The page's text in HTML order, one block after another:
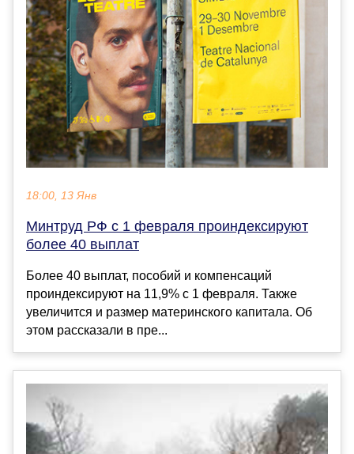
18:00, 13 Янв
Минтруд РФ с 1 февраля проиндексируют
более 40 выплат
Более 40 выплат, пособий и компенсаций
проиндексируют на 11,9% с 1 февраля. Также
увеличится и размер материнского капитала. Об
этом рассказали в пре...